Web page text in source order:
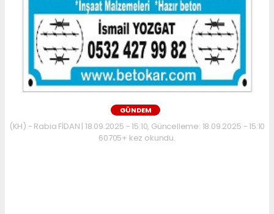
GÜNDEM
(KH) - Rabia FİDAN | 18.09.2025 - 15:10, Güncelleme: 18.09.2025 - 15:10
60705+ kez okundu.